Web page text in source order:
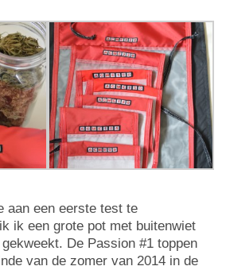
aan een eerste test te
ik een grote pot met buitenwiet
De Passion #1 toppen
van de zomer van 2014 in de